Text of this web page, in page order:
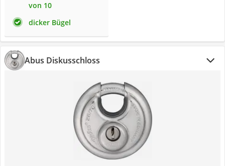
von 10
dicker Bügel
Abus Diskusschloss